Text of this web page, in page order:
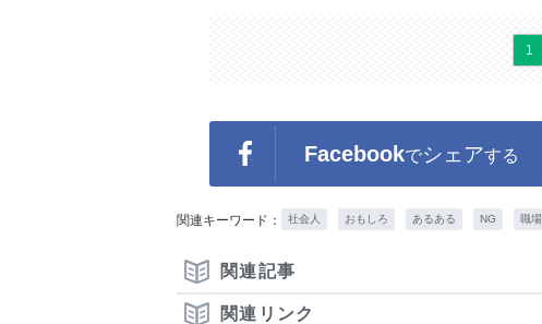
1
Facebookでシェアする
関連キーワード： 社会人 おもしろ あるある NG 職場
関連記事
関連リンク